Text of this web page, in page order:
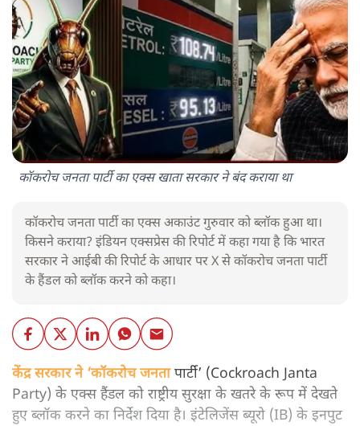
कॉकरोच जनता पार्टी का एक्स खाता सरकार ने बंद कराया था
कॉकरोच जनता पार्टी का एक्स अकाउंट गुरुवार को ब्लॉक हुआ था।
किसने कराया? इंडियन एक्सप्रेस की रिपोर्ट में कहा गया है कि भारत
सरकार ने आईबी की रिपोर्ट के आधार पर X से कॉकरोच जनता पार्टी
के हैंडल को ब्लॉक करने को कहा।
केंद्र सरकार ने ‘कॉकरोच जनतापार्टी’ (Cockroach Janta
Party) के एक्स हैंडल को राष्ट्रीय सुरक्षा के खतरे के रूप में देखते
हुए ब्लॉक करने का निर्देश दिया है। इंटेलिजेंस ब्यूरो (IB) के इनपुट